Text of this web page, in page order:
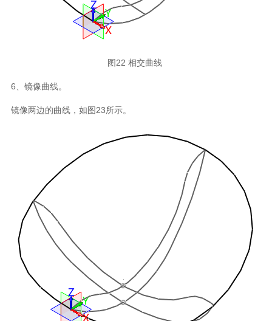
图22 相交曲线
6、镜像曲线。
镜像两边的曲线，如图23所示。